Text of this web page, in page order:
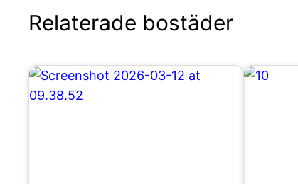
Relaterade bostäder